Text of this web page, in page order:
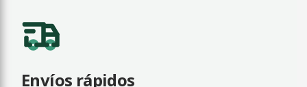
Envíos rápidos